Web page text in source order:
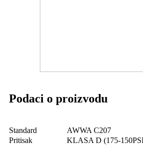
Podaci o proizvodu
Standard
AWWA C207
Pritisak
KLASA D (175-